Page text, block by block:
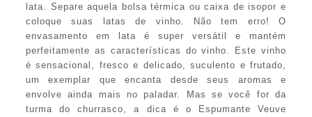
lata. Separe aquela bolsa térmica ou caixa de isopor e
coloque suas latas de vinho. Não tem erro! O
envasamento em lata é super versátil e mantém
perfeitamente as características do vinho. Este vinho
é sensacional, fresco e delicado, suculento e frutado,
um exemplar que encanta desde seus aromas e
envolve ainda mais no paladar. Mas se você for da
turma do churrasco, a dica é o Espumante Veuve